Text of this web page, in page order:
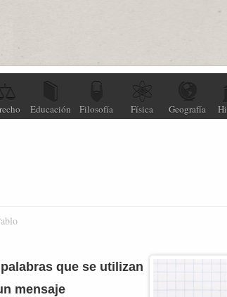
Educación Filosofía Física Geografía
que se utilizan
mensaje